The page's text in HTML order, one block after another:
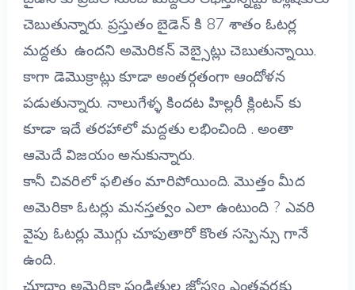
చెబుతున్నారు. ప్రస్తుతం బైడెన్ కి 87 శాతం ఓటర్ల
మద్దతు ఉందని అమెరికన్ వెబ్సైట్లు చెబుతున్నాయి.
కాగా డెమొక్రాట్లు కూడా అంతర్గతంగా ఆందోళన
పడుతున్నారు. నాలుగేళ్ళ కిందట హిల్లరీ క్లింటన్ కు
కూడా ఇదే తరహాలో మద్దతు లభించింది . అంతా
ఆమెదే విజయం అనుకున్నారు.
కానీ చివరిలో ఫలితం మారిపోయింది. మొత్తం మీద
అమెరికా ఓటర్లు మనస్తత్వం ఎలా ఉంటుంది ? ఎవరి
వైపు ఓటర్లు మొగ్గు చూపుతారో కొంత సస్పెన్సు గానే
ఉంది.
చూద్దాం అమెరికా పండితుల జోస్యం ఎంతవరకు